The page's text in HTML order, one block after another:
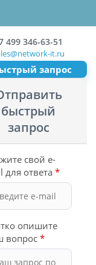
499 346-63-51
it.ru
запрос
быстрый
запрос
свой e-
для ответа *
опишите
вопрос *